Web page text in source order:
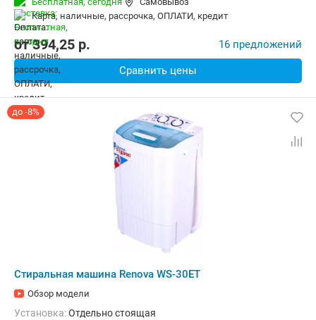
Дополнительные функции:
Ширина:74.5 см
карта, наличные, рассрочка, ОПЛАТИ, кредит
от394,25 p. 16 предложений
Сравнить цены
до -8%
Стиральная машина Renova WS-30ET
Обзор модели
Установка:Отдельно стоящая